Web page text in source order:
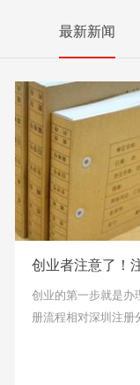
最新新闻
创业的第一步就是办
册流程相对深圳注册